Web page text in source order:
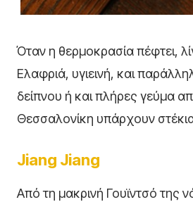
Όταν η θερμοκρασία πέφτει,
Ελαφριά, υγιεινή, και
δείπνου ή και πλήρες γεύμα
Θεσσαλονίκη υπάρχουν
Jiang Jiang
Από τη μακρινή Γουϊντσό της